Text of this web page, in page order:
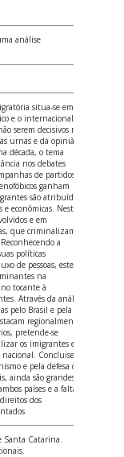
análise
situa-se em
e o internacional.
serem decisivos nas
urnas e da opinião
década, o tema
nos debates
de partidos
ganham
são atribuídas
econômicas. Neste
e em
que criminalizam a
a
políticas
de pessoas, este
na
tocante à
Através da análise
pelo Brasil e pela
regionalmente
pretende-se
os imigrantes e a
nacional. Concluise
e pela defesa dos
são grandes as
países e a falta
dos
Santa Catarina.